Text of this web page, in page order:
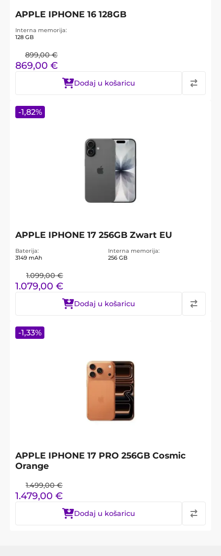
APPLE IPHONE 16 128GB
Interna memorija
128 GB
899,00 €
869,00 €
Dodaj u košaricu
APPLE IPHONE 17 256GB Zwart EU
Baterija
3149 mAh
Interna memorija
256 GB
1.099,00 €
1.079,00 €
Dodaj u košaricu
-1,82%
APPLE IPHONE 17 PRO 256GB Cosmic
Orange
1.499,00 €
1.479,00 €
Dodaj u košaricu
-1,33%